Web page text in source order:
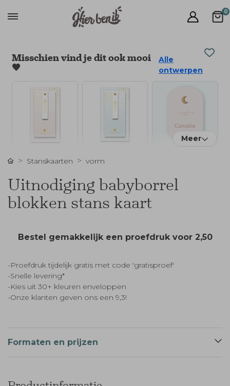
0
Misschien vind je dit ook mooi
🧡
Alle
ontwerpen
Meer
Stanskaarten vorm
Uitnodiging babyborrel
blokken stans kaart
Bestel gemakkelijk een proefdruk voor 2,50
-Proefdruk tijdelijk gratis met code 'gratisproef'
-Snelle levering*
-Kies uit 30+ kleuren enveloppen
-Onze klanten geven ons een 9,3!
Formaten en prijzen